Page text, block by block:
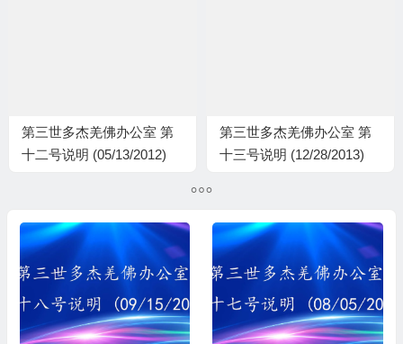
第三世多杰羌佛办公室 第
十二号说明 (05/13/2012)
第三世多杰羌佛办公室 第
十三号说明 (12/28/2013)